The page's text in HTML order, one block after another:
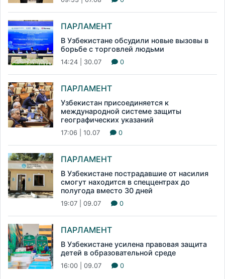
ПАРЛАМЕНТ
В Узбекистане обсудили новые вызовы в
борьбе с торговлей людьми
14:24 | 30.07 0
ПАРЛАМЕНТ
Узбекистан присоединяется к
международной системе защиты
географических указаний
17:06 | 10.07 0
ПАРЛАМЕНТ
В Узбекистане пострадавшие от насилия
смогут находится в спеццентрах до
полугода вместо 30 дней
19:07 | 09.07 0
ПАРЛАМЕНТ
В Узбекистане усилена правовая защита
детей в образовательной среде
16:00 | 09.07 0